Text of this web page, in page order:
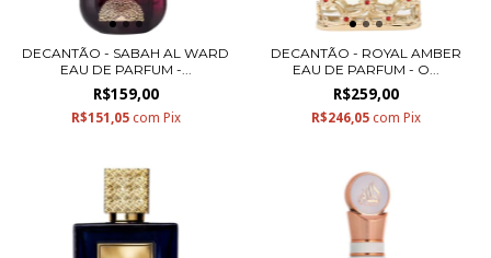
DECANTÃO - SABAH AL WARD
EAU DE PARFUM -...
R$159,00
R$151,05 com Pix
DECANTÃO - ROYAL AMBER
EAU DE PARFUM - O...
R$259,00
R$246,05 com Pix